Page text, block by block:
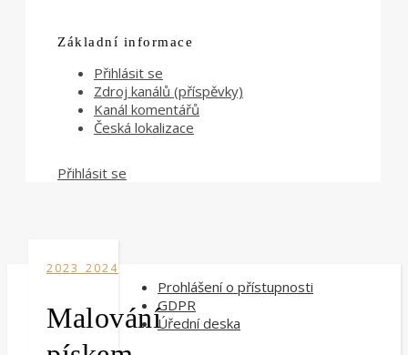
Základní informace
Přihlásit se
Zdroj kanálů (příspěvky)
Kanál komentářů
Česká lokalizace
Přihlásit se
2023_2024
Malování
Prohlášení o přístupnosti
GDPR
Úřední deska